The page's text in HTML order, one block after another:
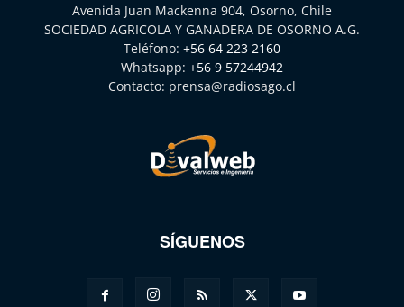
Avenida Juan Mackenna 904, Osorno, Chile
SOCIEDAD AGRICOLA Y GANADERA DE OSORNO A.G.
Teléfono: +56 64 223 2160
Whatsapp: +56 9 57244942
Contacto: prensa@radiosago.cl
SÍGUENOS